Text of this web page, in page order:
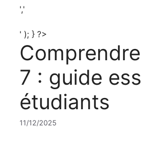
','
' ); } ?>
7 : guide
étudiants
11/12/2025